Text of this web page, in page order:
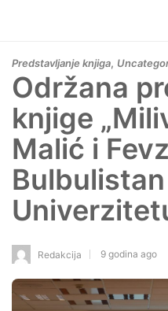
Predstavljanje knjiga,
Održana
knjige
Malić i
Redakcija 9 godina ago